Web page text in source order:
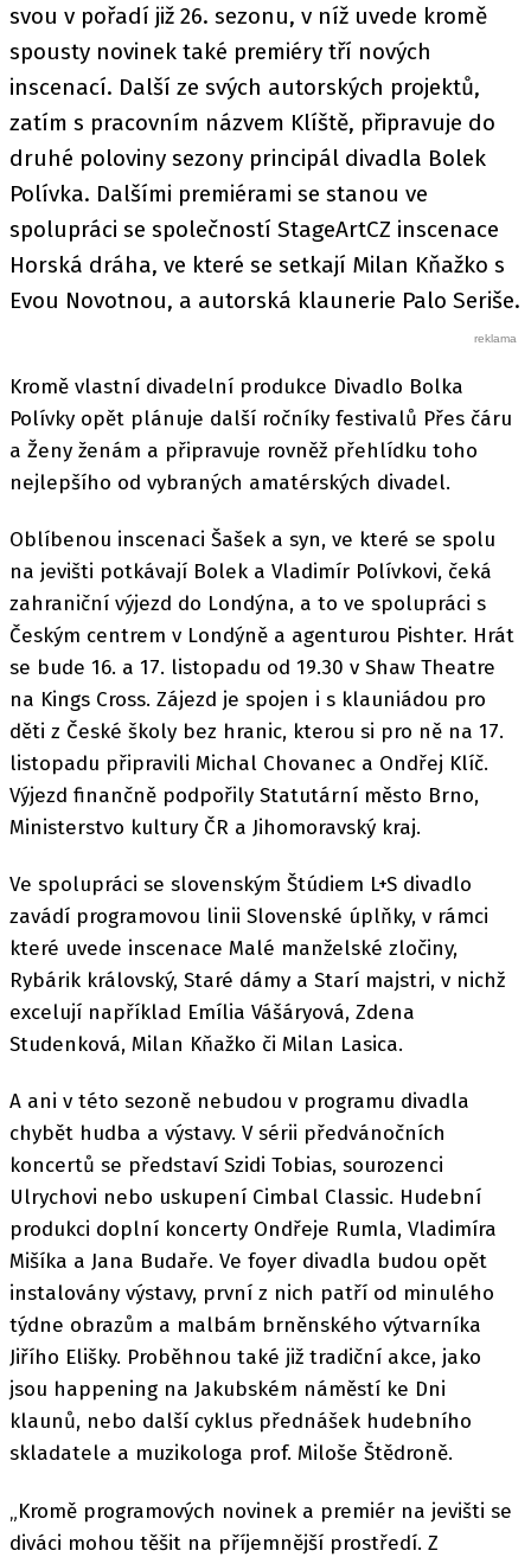
svou v pořadí již 26. sezonu, v níž uvede kromě
spousty novinek také premiéry tří nových
inscenací. Další ze svých autorských projektů,
zatím s pracovním názvem Klíště, připravuje do
druhé poloviny sezony principál divadla Bolek
Polívka. Dalšími premiérami se stanou ve
spolupráci se společností StageArtCZ inscenace
Horská dráha, ve které se setkají Milan Kňažko s
Evou Novotnou, a autorská klaunerie Palo Seriše.
Kromě vlastní divadelní produkce Divadlo Bolka
Polívky opět plánuje další ročníky festivalů Přes čáru
a Ženy ženám a připravuje rovněž přehlídku toho
nejlepšího od vybraných amatérských divadel.
Oblíbenou inscenaci Šašek a syn, ve které se spolu
na jevišti potkávají Bolek a Vladimír Polívkovi, čeká
zahraniční výjezd do Londýna, a to ve spolupráci s
Českým centrem v Londýně a agenturou Pishter. Hrát
se bude 16. a 17. listopadu od 19.30 v Shaw Theatre
na Kings Cross. Zájezd je spojen i s klauniádou pro
děti z České školy bez hranic, kterou si pro ně na 17.
listopadu připravili Michal Chovanec a Ondřej Klíč.
Výjezd finančně podpořily Statutární město Brno,
Ministerstvo kultury ČR a Jihomoravský kraj.
Ve spolupráci se slovenským Štúdiem L+S divadlo
zavádí programovou linii Slovenské úplňky, v rámci
které uvede inscenace Malé manželské zločiny,
Rybárik královský, Staré dámy a Starí majstri, v nichž
excelují například Emília Vášáryová, Zdena
Studenková, Milan Kňažko či Milan Lasica.
A ani v této sezoně nebudou v programu divadla
chybět hudba a výstavy. V sérii předvánočních
koncertů se představí Szidi Tobias, sourozenci
Ulrychovi nebo uskupení Cimbal Classic. Hudební
produkci doplní koncerty Ondřeje Rumla, Vladimíra
Mišíka a Jana Budaře. Ve foyer divadla budou opět
instalovány výstavy, první z nich patří od minulého
týdne obrazům a malbám brněnského výtvarníka
Jiřího Elišky. Proběhnou také již tradiční akce, jako
jsou happening na Jakubském náměstí ke Dni
klaunů, nebo další cyklus přednášek hudebního
skladatele a muzikologa prof. Miloše Štědroně.
„Kromě programových novinek a premiér na jevišti se
diváci mohou těšit na příjemnější prostředí. Z